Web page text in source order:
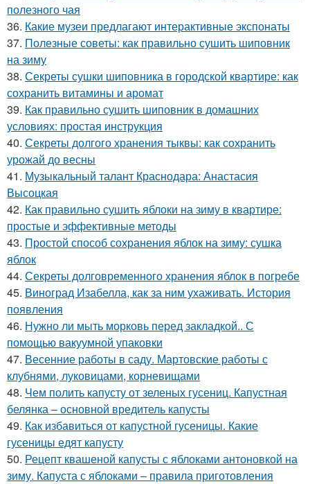
полезного чая
36. Какие музеи предлагают интерактивные экспонаты
37. Полезные советы: как правильно сушить шиповник
на зиму
38. Секреты сушки шиповника в городской квартире: как
сохранить витамины и аромат
39. Как правильно сушить шиповник в домашних
условиях: простая инструкция
40. Секреты долгого хранения тыквы: как сохранить
урожай до весны
41. Музыкальный талант Краснодара: Анастасия
Высоцкая
42. Как правильно сушить яблоки на зиму в квартире:
простые и эффективные методы
43. Простой способ сохранения яблок на зиму: сушка
яблок
44. Секреты долговременного хранения яблок в погребе
45. Виноград Изабелла, как за ним ухаживать. История
появления
46. Нужно ли мыть морковь перед закладкой.. С
помощью вакуумной упаковки
47. Весенние работы в саду. Мартовские работы с
клубнями, луковицами, корневищами
48. Чем полить капусту от зеленых гусениц. Капустная
белянка – основной вредитель капусты
49. Как избавиться от капустной гусеницы. Какие
гусеницы едят капусту
50. Рецепт квашеной капусты с яблоками антоновкой на
зиму. Капуста с яблоками – правила приготовления